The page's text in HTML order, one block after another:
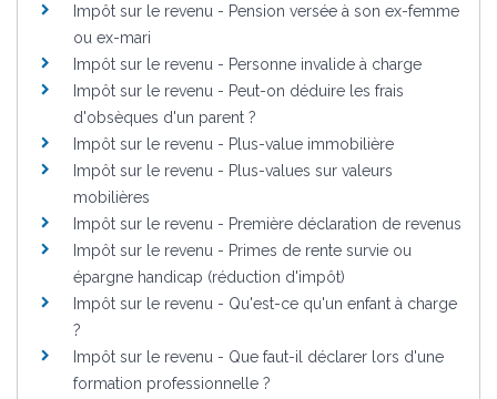
Impôt sur le revenu - Pension versée à son ex-femme
ou ex-mari
Impôt sur le revenu - Personne invalide à charge
Impôt sur le revenu - Peut-on déduire les frais
d'obsèques d'un parent ?
Impôt sur le revenu - Plus-value immobilière
Impôt sur le revenu - Plus-values sur valeurs
mobilières
Impôt sur le revenu - Première déclaration de revenus
Impôt sur le revenu - Primes de rente survie ou
épargne handicap (réduction d'impôt)
Impôt sur le revenu - Qu'est-ce qu'un enfant à charge
?
Impôt sur le revenu - Que faut-il déclarer lors d'une
formation professionnelle ?